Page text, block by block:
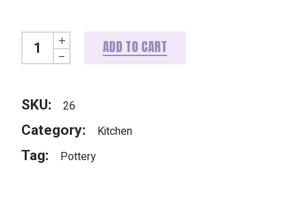
Dining plate quantity
ADD TO CART
SKU: 26
Category: Kitchen
Tag: Pottery